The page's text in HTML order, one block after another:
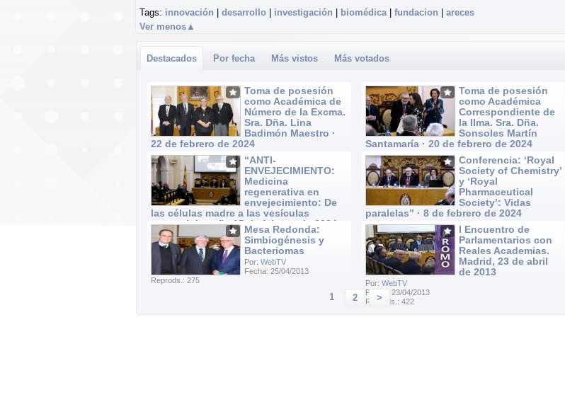
Ver menos ▲
Tags: innovación desarrollo investigación biomédica fundacion areces
Destacados Por fecha Más vistos Más votados
Toma de posesión
como Académica de
Número de la Excma.
Sra. Dña. Lina
Badimón Maestro ·
22 de febrero de 2024
Por:WebTV
Fecha: 22/02/2024
Reprods.: 40
Toma de posesión
como Académica
Correspondiente de
la Ilma. Sra. Dña.
Sonsoles Martín
Santamaría · 20 de febrero de 2024
Por:WebTV
Fecha: 20/02/2024
Reprods.: 52
“ANTI-
ENVEJECIMIENTO:
Medicina
regenerativa en
envejecimiento: De
las células madre a las vesículas
extracelulares” · 15 de febrero de 2024
Por:WebTV
Fecha: 15/02/2024
Reprods.: 37
Conferencia: ‘Royal
Society of Chemistry’
y ‘Royal
Pharmaceutical
Society’: Vidas
paralelas” · 8 de febrero de 2024
Por:WebTV
Fecha: 08/02/2024
Reprods.: 20
Mesa Redonda:
Simbiogénesis y
Bacteriomas
Por: WebTV
Fecha: 25/04/2013
Reprods.: 275
I Encuentro de
Parlamentarios con
Reales Academias.
Madrid, 23 de abril
de 2013
Por: WebTV
Fecha: 23/04/2013
Reprods.: 422
1 2 >